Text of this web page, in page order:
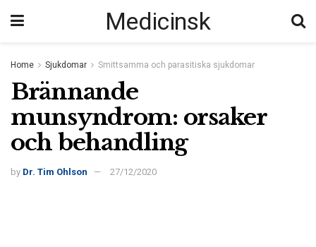
Medicinsk
Home Sjukdomar Smittsamma och parasitiska sjukdomar
Brännande
munsyndrom: orsaker
och behandling
by Dr. Tim Ohlson 27/12/2020